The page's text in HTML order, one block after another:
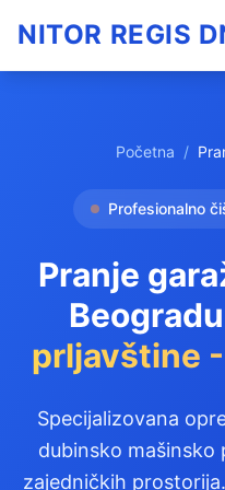
NITOR REGIS
Početna /
Profesionalno
Pranje
Beogradu
prljavštine
Specijalizovana
dubinsko mašinsko
zajedničkih